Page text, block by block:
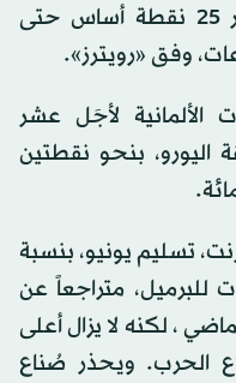
تنفيذ خفضين إضافيين بمقدار 25 نقطة أساس حتى
وفق «رويترز».
الألمانية لأجَل عشر
اليورو، بنحو نقطتين
تسليم يونيو، بنسبة
ليبلغ 105 دولارات للبرميل، متراجعاً عن
، لكنه لا يزال أعلى
الحرب. ويحذر صُناع